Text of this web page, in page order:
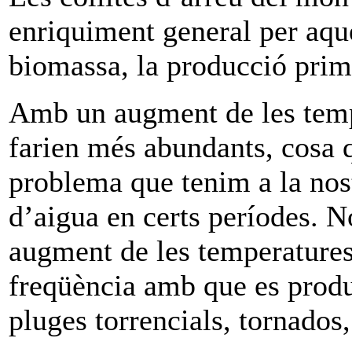
enriquiment general per
biomassa, la producció
Amb un augment de les
farien més abundants,
problema que tenim a la
d’aigua en certs períodes.
augment de les
freqüència amb que es
pluges torrencials,